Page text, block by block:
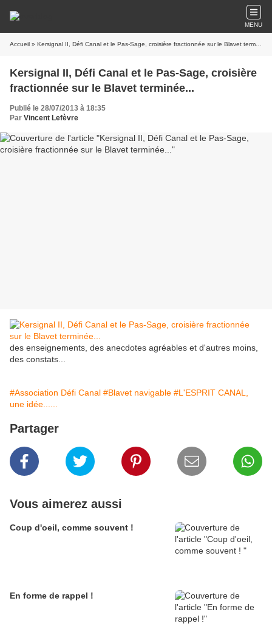
MENU
Accueil » Kersignal II, Défi Canal et le Pas-Sage, croisière fractionnée sur le Blavet terminée...
Kersignal II, Défi Canal et le Pas-Sage, croisière
fractionnée sur le Blavet terminée...
Publié le 28/07/2013 à 18:35
Par Vincent Lefèvre
des enseignements, des anecdotes agréables et d'autres moins,
des constats...
#Association Défi Canal #Blavet navigable #L'ESPRIT CANAL,
une idée......
Partager
Vous aimerez aussi
Coup d'oeil, comme souvent !
En forme de rappel !